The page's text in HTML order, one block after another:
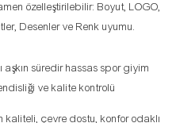
özelleştirilebilir: Boyut, LOGO,
Desenler ve Renk uyumu.
aşkın süredir hassas spor giyim
ve kalite kontrolü
kaliteli, çevre dostu, konfor odaklı